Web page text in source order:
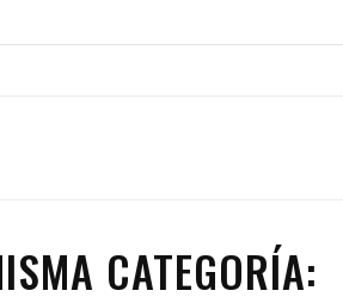
CATEGORÍA: